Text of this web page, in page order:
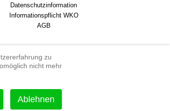
Datenschutzinformation
Informationspflicht WKO
AGB
zu
nicht mehr
Ablehnen